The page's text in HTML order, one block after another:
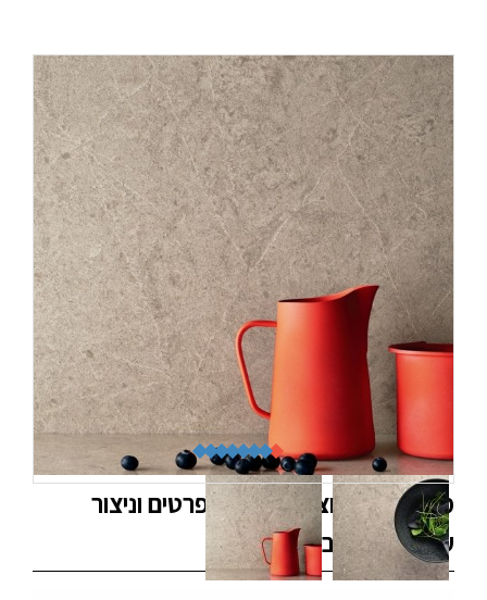
מעוניינים במוצר? השאירו פרטים וניצור
עימכם קשר בהקדם